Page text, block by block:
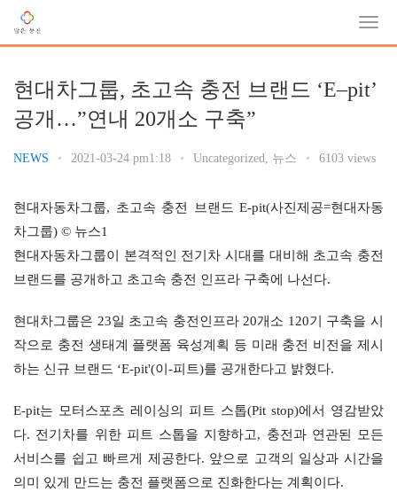
현대차그룹, 초고속 충전 브랜드 ‘E–pit’
공개…”연내 20개소 구축”
NEWS • 2021-03-24 pm1:18 • Uncategorized, 뉴스 • 6103 views
현대자동차그룹, 초고속 충전 브랜드 E-pit(사진제공=현대자동
차그룹) © 뉴스1
현대자동차그룹이 본격적인 전기차 시대를 대비해 초고속 충전
브랜드를 공개하고 초고속 충전 인프라 구축에 나선다.
현대차그룹은 23일 초고속 충전인프라 20개소 120기 구축을 시
작으로 충전 생태계 플랫폼 육성계획 등 미래 충전 비전을 제시
하는 신규 브랜드 ‘E-pit'(이-피트)를 공개한다고 밝혔다.
E-pit는 모터스포츠 레이싱의 피트 스톱(Pit stop)에서 영감받았
다. 전기차를 위한 피트 스톱을 지향하고, 충전과 연관된 모든
서비스를 쉽고 빠르게 제공한다. 앞으로 고객의 일상과 시간을
의미 있게 만드는 충전 플랫폼으로 진화한다는 계획이다.